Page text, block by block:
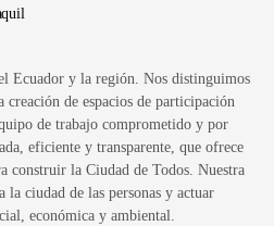
Ecuador y la región. Nos distinguimos
de espacios de participación
de trabajo comprometido y por
eficiente y transparente, que ofrece
construir la Ciudad de Todos. Nuestra
la ciudad de las personas y actuar
económica y ambiental.